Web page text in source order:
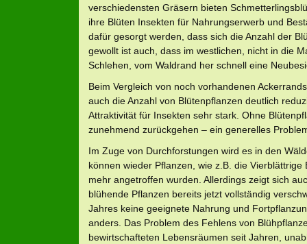
verschiedensten Gräsern bieten
ihre Blüten Insekten für Nahrungserwerb und
dafür gesorgt werden, dass sich die Anzahl der
gewollt ist auch, dass im westlichen, nicht in die
Schlehen, vom Waldrand her schnell eine
Beim Vergleich von noch vorhandenen
auch die Anzahl von Blütenpflanzen deutlich
Attraktivität für Insekten sehr stark. Ohne
zunehmend zurückgehen – ein generelles
Im Zuge von Durchforstungen wird es in den
können wieder Pflanzen, wie z.B. die
mehr angetroffen wurden. Allerdings zeigt sich
blühende Pflanzen bereits jetzt vollständig
Jahres keine geeignete Nahrung und
anders. Das Problem des Fehlens von
bewirtschafteten Lebensräumen seit Jahren,